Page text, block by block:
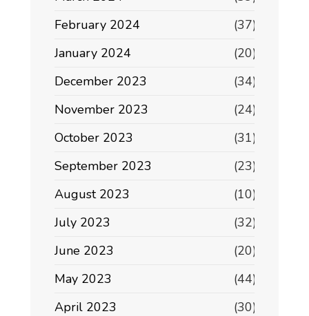
February 2024
(37)
January 2024
(20)
December 2023
(34)
November 2023
(24)
October 2023
(31)
September 2023
(23)
August 2023
(10)
July 2023
(32)
June 2023
(20)
May 2023
(44)
April 2023
(30)